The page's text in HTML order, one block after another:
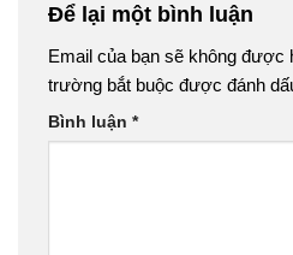
Để lại một bình luận
Email của bạn sẽ không được
trường bắt buộc được đánh
Bình luận *